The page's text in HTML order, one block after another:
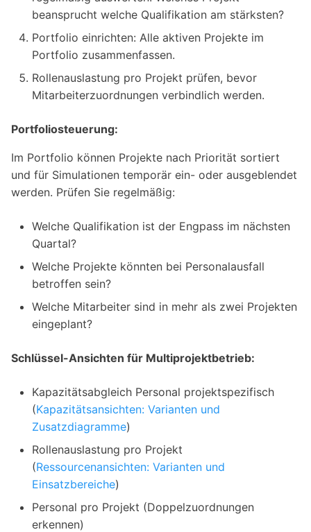
beansprucht welche Qualifikation am stärksten?
Portfolio einrichten: Alle aktiven Projekte im
Portfolio zusammenfassen.
Rollenauslastung pro Projekt prüfen, bevor
Mitarbeiterzuordnungen verbindlich werden.
Portfoliosteuerung:
Im Portfolio können Projekte nach Priorität sortiert
und für Simulationen temporär ein- oder ausgeblendet
werden. Prüfen Sie regelmäßig:
Welche Qualifikation ist der Engpass im nächsten
Quartal?
Welche Projekte könnten bei Personalausfall
betroffen sein?
Welche Mitarbeiter sind in mehr als zwei Projekten
eingeplant?
Schlüssel-Ansichten für Multiprojektbetrieb:
Kapazitätsabgleich Personal projektspezifisch
(Kapazitätsansichten: Varianten und
Zusatzdiagramme)
Rollenauslastung pro Projekt
(Ressourcenansichten: Varianten und
Einsatzbereiche)
Personal pro Projekt (Doppelzuordnungen
erkennen)